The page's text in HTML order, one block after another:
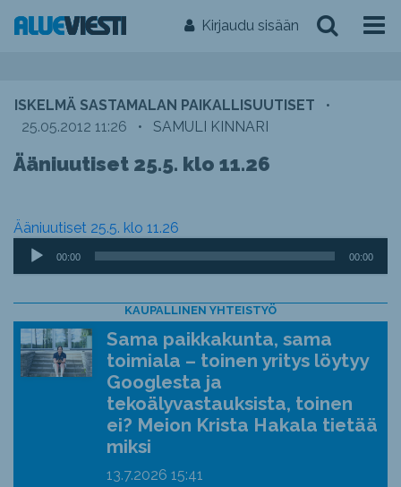
Kirjaudu sisään
ISKELMÄ SASTAMALAN PAIKALLISUUTISET
•
25.05.2012 11:26
• SAMULI KINNARI
Ääniuutiset 25.5. klo 11.26
Ääniuutiset 25.5. klo 11.26
Äänitoistin
00:00 00:00
KAUPALLINEN YHTEISTYÖ
Sama paikkakunta, sama
toimiala – toinen yritys löytyy
Googlesta ja
tekoälyvastauksista, toinen
ei? Meion Krista Hakala tietää
miksi
13.7.2026 15:41